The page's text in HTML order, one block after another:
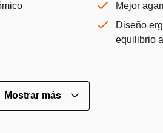
Mejor
Diseño
equilibrio
Mostrar más